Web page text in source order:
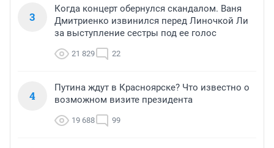
3
Когда концерт обернулся скандалом. Ваня
Дмитриенко извинился перед Линочкой Ли
за выступление сестры под ее голос
21 829 22
4
Путина ждут в Красноярске? Что известно о
возможном визите президента
19 688 99